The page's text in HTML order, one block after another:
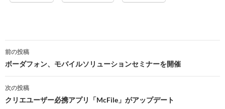
投
稿
ナ
ビ
前の投稿
ボーダフォン、モバイルソリューションセミナーを開催
次の投稿
クリエユーザー必携アプリ「McFile」がアップデート